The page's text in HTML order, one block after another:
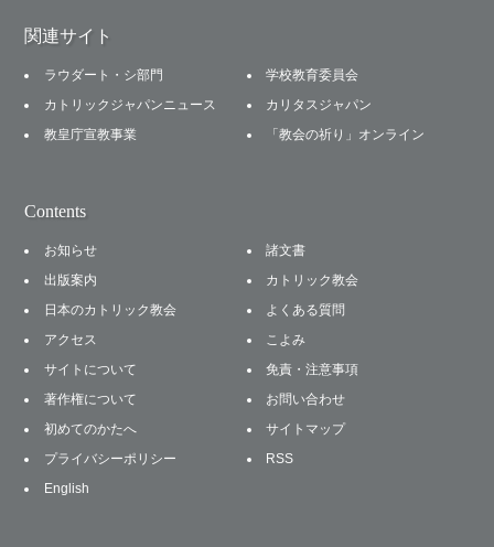
関連サイト
ラウダート・シ部門
学校教育委員会
カトリックジャパンニュース
カリタスジャパン
教皇庁宣教事業
「教会の祈り」オンライン
Contents
お知らせ
諸文書
出版案内
カトリック教会
日本のカトリック教会
よくある質問
アクセス
こよみ
サイトについて
免責・注意事項
著作権について
お問い合わせ
初めてのかたへ
サイトマップ
プライバシーポリシー
RSS
English